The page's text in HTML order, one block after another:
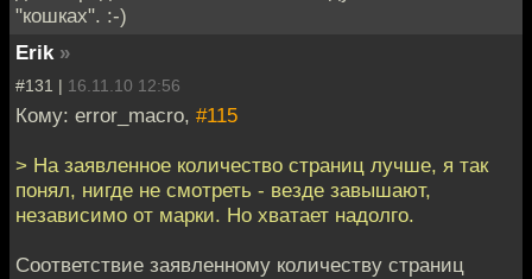
"кошках". :-)
Erik »
#131 | 16.11.10 12:56
Кому: error_macro, #115
> На заявленное количество страниц лучше, я так
понял, нигде не смотреть - везде завышают,
независимо от марки. Но хватает надолго.
Соответствие заявленному количеству страниц